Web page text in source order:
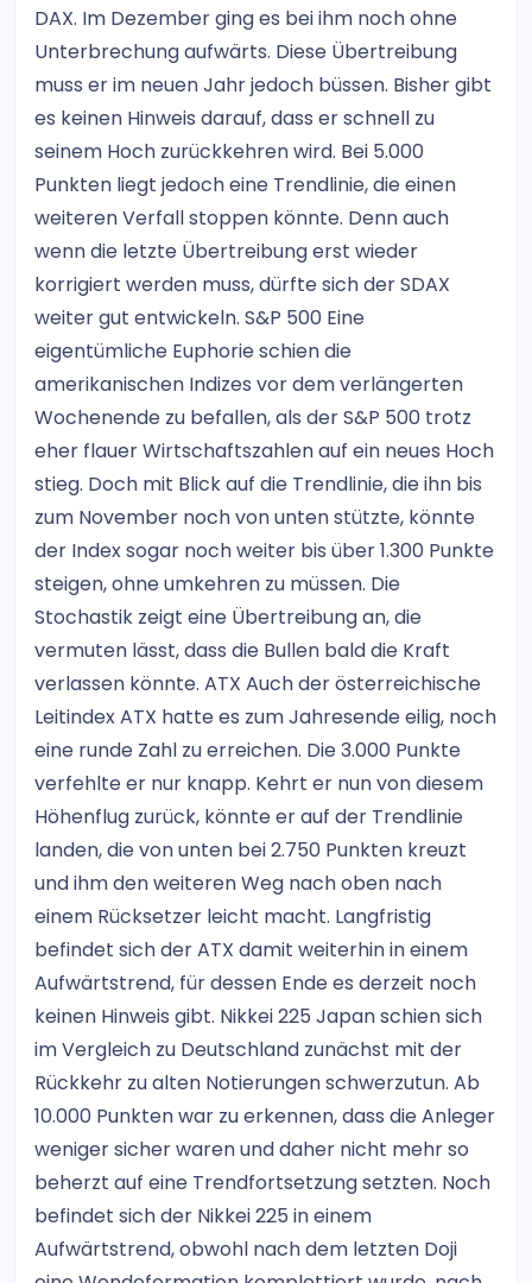
DAX. Im Dezember ging es bei ihm noch ohne
Unterbrechung aufwärts. Diese Übertreibung
muss er im neuen Jahr jedoch büssen. Bisher gibt
es keinen Hinweis darauf, dass er schnell zu
seinem Hoch zurückkehren wird. Bei 5.000
Punkten liegt jedoch eine Trendlinie, die einen
weiteren Verfall stoppen könnte. Denn auch
wenn die letzte Übertreibung erst wieder
korrigiert werden muss, dürfte sich der SDAX
weiter gut entwickeln. S&P 500 Eine
eigentümliche Euphorie schien die
amerikanischen Indizes vor dem verlängerten
Wochenende zu befallen, als der S&P 500 trotz
eher flauer Wirtschaftszahlen auf ein neues Hoch
stieg. Doch mit Blick auf die Trendlinie, die ihn bis
zum November noch von unten stützte, könnte
der Index sogar noch weiter bis über 1.300 Punkte
steigen, ohne umkehren zu müssen. Die
Stochastik zeigt eine Übertreibung an, die
vermuten lässt, dass die Bullen bald die Kraft
verlassen könnte. ATX Auch der österreichische
Leitindex ATX hatte es zum Jahresende eilig, noch
eine runde Zahl zu erreichen. Die 3.000 Punkte
verfehlte er nur knapp. Kehrt er nun von diesem
Höhenflug zurück, könnte er auf der Trendlinie
landen, die von unten bei 2.750 Punkten kreuzt
und ihm den weiteren Weg nach oben nach
einem Rücksetzer leicht macht. Langfristig
befindet sich der ATX damit weiterhin in einem
Aufwärtstrend, für dessen Ende es derzeit noch
keinen Hinweis gibt. Nikkei 225 Japan schien sich
im Vergleich zu Deutschland zunächst mit der
Rückkehr zu alten Notierungen schwerzutun. Ab
10.000 Punkten war zu erkennen, dass die Anleger
weniger sicher waren und daher nicht mehr so
beherzt auf eine Trendfortsetzung setzten. Noch
befindet sich der Nikkei 225 in einem
Aufwärtstrend, obwohl nach dem letzten Doji